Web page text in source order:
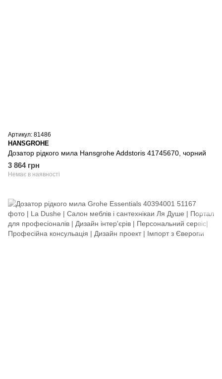
Артикул: 81486
HANSGROHE
Дозатор рідкого мила Hansgrohe Addstoris 41745670, чорний
3 864 грн
Немає в наявності